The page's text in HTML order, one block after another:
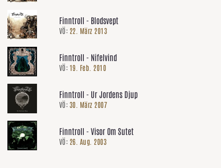
Finntroll - Blodsvept
VÖ: 22. März 2013
Finntroll - Nifelvind
VÖ: 19. Feb. 2010
Finntroll - Ur Jordens Djup
VÖ: 30. März 2007
Finntroll - Visor Om Sutet
VÖ: 26. Aug. 2003